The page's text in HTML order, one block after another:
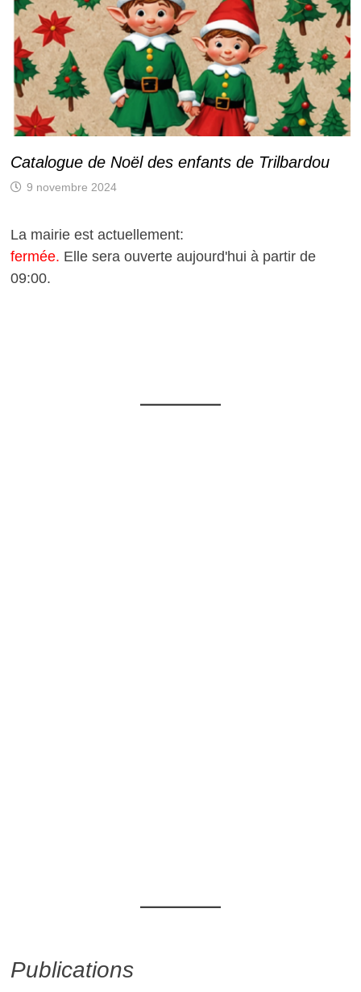
Catalogue de Noël des enfants de Trilbardou
9 novembre 2024
La mairie est actuellement:
fermée. Elle sera ouverte aujourd'hui à partir de
09:00.
Publications